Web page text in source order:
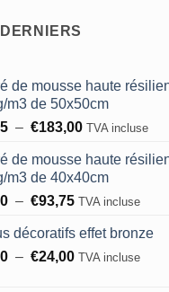
de mousse haute
m3 de 50x50cm
– €183,00Plage
prix :
€8,25
à
TVA incluse
de mousse haute
m3 de 40x40cm
– €93,75Plage
prix :
€5,30
TVA incluse
décoratifs effet bronze
– €24,00Plage
TVA incluse